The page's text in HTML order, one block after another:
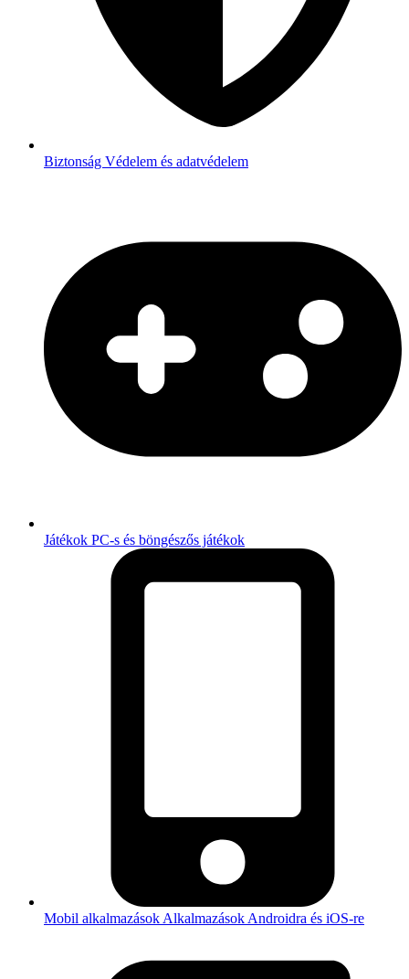
Biztonság Védelem és adatvédelem
Játékok PC-s és böngészős játékok
Mobil alkalmazások Alkalmazások Androidra és iOS-re